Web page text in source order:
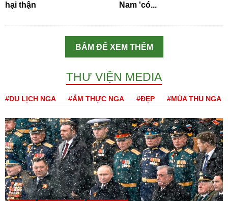
hại thận
Nam 'có...
BẤM ĐỂ XEM THÊM
THƯ VIỆN MEDIA
#DU LỊCH NGA #ẨM THỰC NGA #ĐẸP #MÙA THU NGA